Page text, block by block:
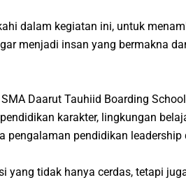
dalam kegiatan ini, untuk
menjadi insan yang bermakna
Daarut Tauhiid Boarding
karakter, lingkungan
pengalaman pendidikan leadership
yang tidak hanya cerdas, tetapi